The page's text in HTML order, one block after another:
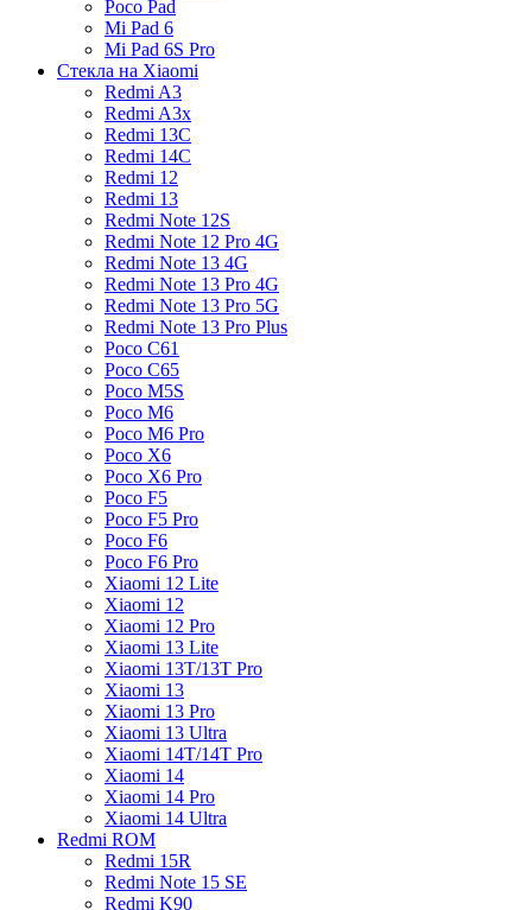
Poco Pad
Mi Pad 6
Mi Pad 6S Pro
Стекла на Xiaomi
Redmi A3
Redmi A3x
Redmi 13C
Redmi 14C
Redmi 12
Redmi 13
Redmi Note 12S
Redmi Note 12 Pro 4G
Redmi Note 13 4G
Redmi Note 13 Pro 4G
Redmi Note 13 Pro 5G
Redmi Note 13 Pro Plus
Poco C61
Poco C65
Poco M5S
Poco M6
Poco M6 Pro
Poco X6
Poco X6 Pro
Poco F5
Poco F5 Pro
Poco F6
Poco F6 Pro
Xiaomi 12 Lite
Xiaomi 12
Xiaomi 12 Pro
Xiaomi 13 Lite
Xiaomi 13T/13T Pro
Xiaomi 13
Xiaomi 13 Pro
Xiaomi 13 Ultra
Xiaomi 14T/14T Pro
Xiaomi 14
Xiaomi 14 Pro
Xiaomi 14 Ultra
Redmi ROM
Redmi 15R
Redmi Note 15 SE
Redmi K90